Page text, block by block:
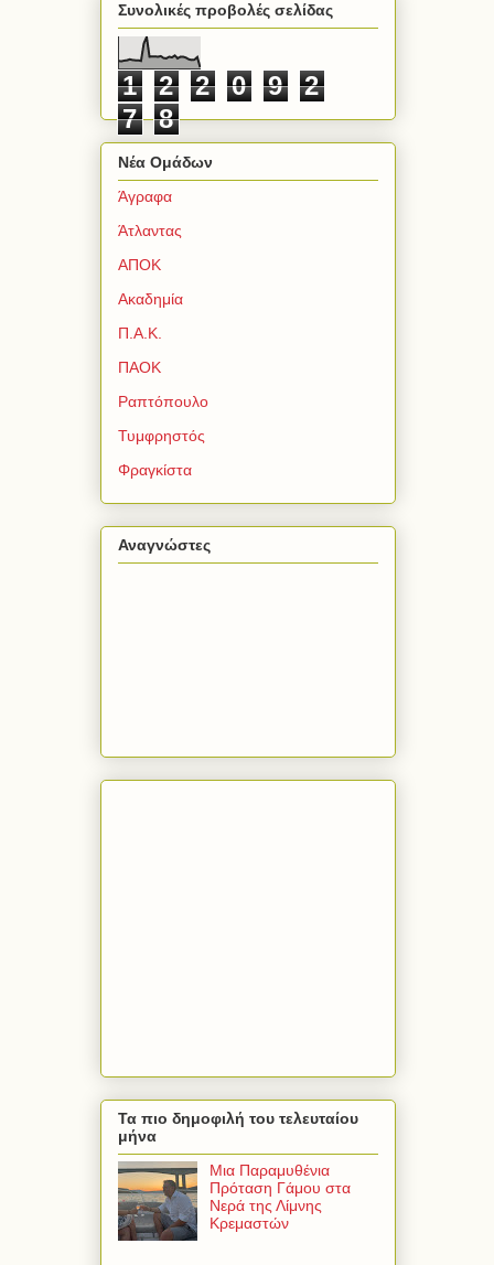
Συνολικές προβολές σελίδας
1 2 2 0 9
2
7
8
Νέα Ομάδων
Άγραφα
Άτλαντας
ΑΠΟΚ
Ακαδημία
Π.Α.Κ.
ΠΑΟΚ
Ραπτόπουλο
Τυμφρηστός
Φραγκίστα
Αναγνώστες
Τα πιο δημοφιλή του τελευταίου
μήνα
Μια Παραμυθένια
Πρόταση Γάμου στα
Νερά της Λίμνης
Κρεμαστών